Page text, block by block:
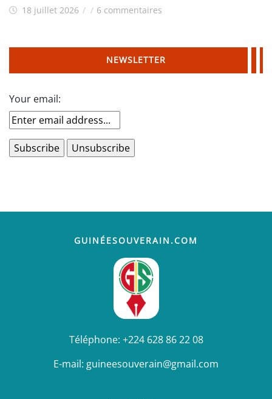
18 juillet 2026 / / 6 commentaires
NEWSLETTER
Your email:
GUINÉESOUVERAIN.COM
Téléphone: +224 628 86 22 08
E-mail: guineesouverain@gmail.com